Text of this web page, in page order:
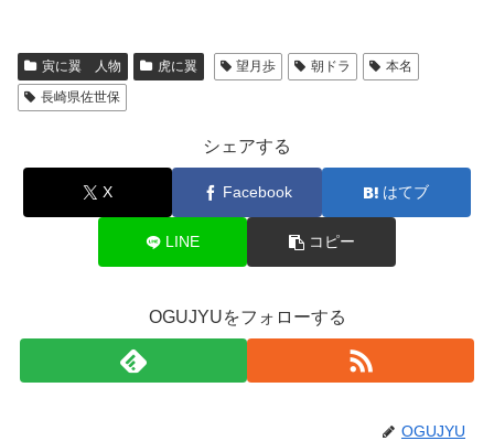
寅に翼 人物 虎に翼 望月歩 朝ドラ
本名
長崎県佐世保
シェアする
X Facebook はてブ
LINE コピー
OGUJYUをフォローする
OGUJYU